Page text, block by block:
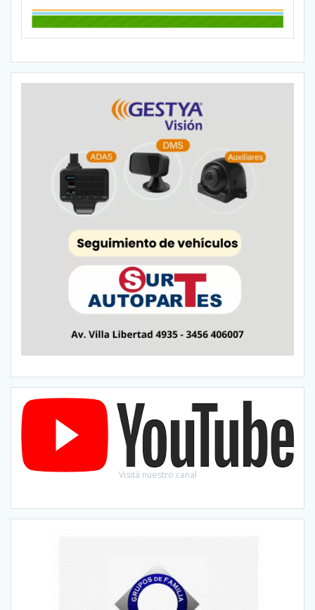
Visitá nuestro canal